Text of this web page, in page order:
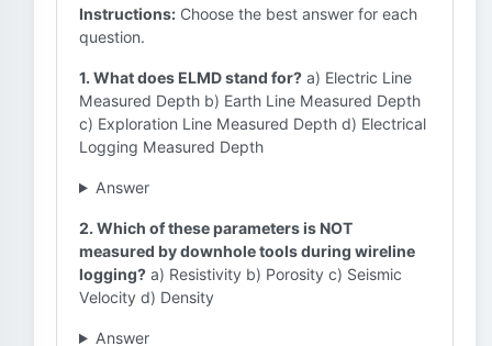
Instructions: Choose the best answer for each
question.
1. What does ELMD stand for? a) Electric Line
Measured Depth b) Earth Line Measured Depth
c) Exploration Line Measured Depth d) Electrical
Logging Measured Depth
Answer
2. Which of these parameters is NOT
measured by downhole tools during wireline
logging? a) Resistivity b) Porosity c) Seismic
Velocity d) Density
Answer